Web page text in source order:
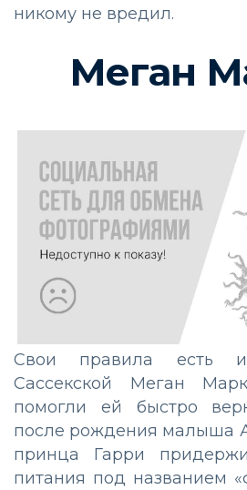
никому не вредил.
Меган
Свои правила есть
Сассекской Меган
помогли ей быстро
после рождения малыша
принца Гарри
питания под названием